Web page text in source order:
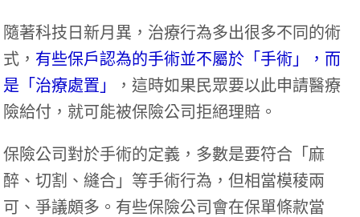
隨著科技日新月異，治療行為多出很多不同的術
式， 有些保戶認為的手術並不屬於「手術」，而
是「治療處置」
，這時如果民眾要以此申請醫療
險給付，就可能被保險公司拒絕理賠。
保險公司對於手術的定義，多數是要符合「麻
醉、切割、縫合」等手術行為，但相當模稜兩
可、爭議頗多。有些保險公司會在保單條款當